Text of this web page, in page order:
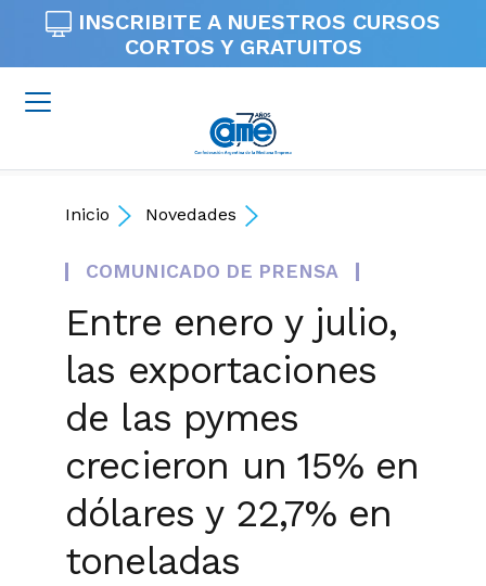
INSCRIBITE A NUESTROS CURSOS
CORTOS Y GRATUITOS
Inicio Novedades
COMUNICADO DE PRENSA
Entre enero y julio,
las exportaciones
de las pymes
crecieron un 15% en
dólares y 22,7% en
toneladas